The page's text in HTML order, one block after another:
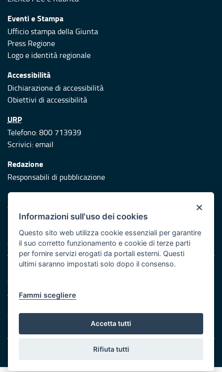
Eventi e Stampa
Ufficio stampa della Giunta
Press Regione
Logo e identità regionale
Accessibilità
Dichiarazione di accessibilità
Obiettivi di accessibilità
URP
Telefono: 800 713939
Scrivici:email
Redazione
Responsabili di pubblicazione
Protezione civile
Vai al sito di Protezione Civile Puglia
Iniziativa finanziata con risorse del POR Puglia 2014/2020 -
Asse XI
Note legali
Cookie e privacy
Atti di notifica
Servizi Intranet
© Regione Puglia
×
Informazioni sull'uso dei cookies
Questo sito web utilizza cookie essenziali per garantire
il suo corretto funzionamento e cookie di terze parti
per fornire servizi erogati da portali esterni. Questi
ultimi saranno impostati solo dopo il consenso.
Fammi scegliere
Accetta tutti
Rifiuta tutti